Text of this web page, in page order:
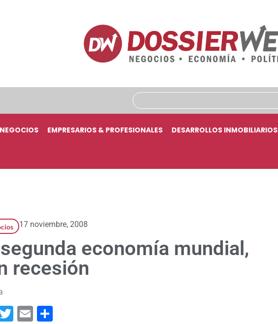
EMPRESARIOS & PROFESIONALES DESARROLLOS INMOBILIARIOS
17 noviembre, 2008
economía mundial,
recesión
Twitter
Email